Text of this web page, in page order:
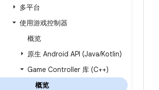
多平台
使用游戏控制器
概览
原生 Android API (Java/Kotlin)
Game Controller 库 (C++)
概览